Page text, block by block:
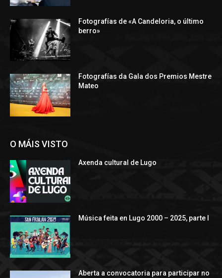
Fotografías de «A Candeloria, o último
berro»
Fotografías da Gala dos Premios Mestre
Mateo
O MÁIS VISTO
Axenda cultural de Lugo
Música feita en Lugo 2000 – 2025, parte I
Aberta a convocatoria para participar no